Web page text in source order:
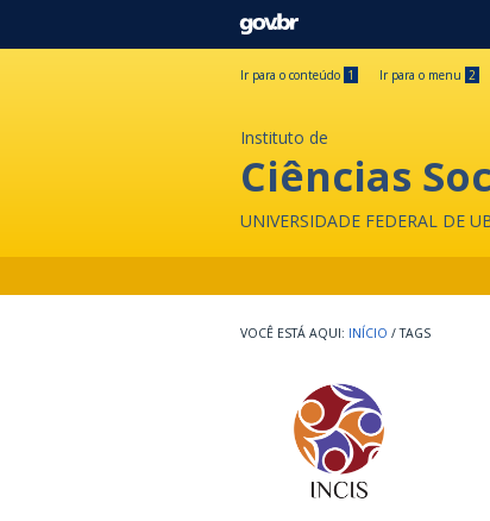
GOVBR
Ir para o conteúdo 1 Ir para o menu 2
Instituto de
Ciências
UNIVERSIDADE FEDERAL DE
INÍCIO / TAGS